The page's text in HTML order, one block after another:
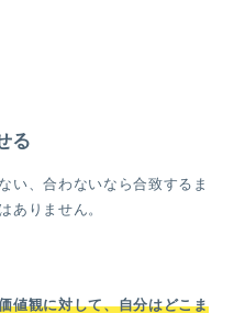
る
い、合わないなら合致するま
ありません。
値観に対して、自分はどこま